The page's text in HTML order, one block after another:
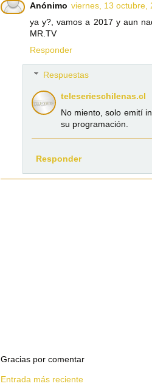
Anónimo viernes, 13 octubre,
ya y?, vamos a 2017 y aun
MR.TV
Responder
Respuestas
teleserieschilenas.cl
No miento, solo emití
su programación.
Responder
Gracias por comentar
Entrada más reciente